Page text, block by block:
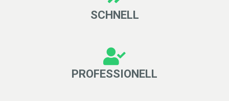
SCHNELL
PROFESSIONELL